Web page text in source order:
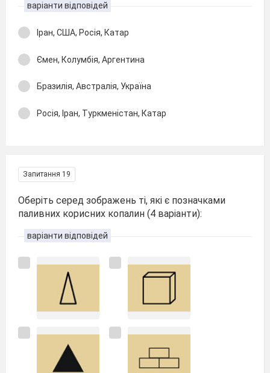
варіанти відповідей
Іран, США, Росія, Катар
Ємен, Колумбія, Аргентина
Бразилія, Австралія, Україна
Росія, Іран, Туркменістан, Катар
Запитання 19
Оберіть серед зображень ті, які є позначками
паливних корисних копалин (4 варіанти):
варіанти відповідей